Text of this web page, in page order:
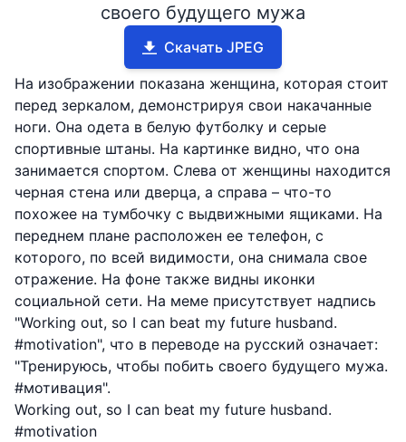
своего будущего мужа
Скачать JPEG
На изображении показана женщина, которая стоит
перед зеркалом, демонстрируя свои накачанные
ноги. Она одета в белую футболку и серые
спортивные штаны. На картинке видно, что она
занимается спортом. Слева от женщины находится
черная стена или дверца, а справа – что-то
похожее на тумбочку с выдвижными ящиками. На
переднем плане расположен ее телефон, с
которого, по всей видимости, она снимала свое
отражение. На фоне также видны иконки
социальной сети. На меме присутствует надпись
"Working out, so I can beat my future husband.
#motivation", что в переводе на русский означает:
"Тренируюсь, чтобы побить своего будущего мужа.
#мотивация".
Working out, so I can beat my future husband.
#motivation